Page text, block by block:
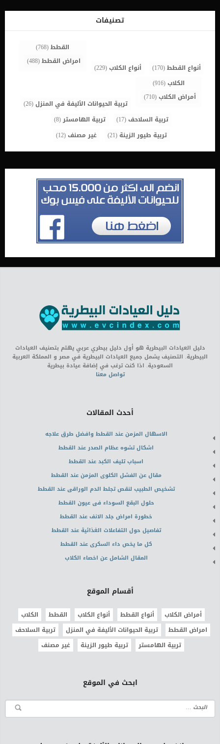
تصنيفات
أنواع القطط(170) أنواع الكلاب(229)
القطط(768)
امراض القطط(488)
الكلاب(916)
أمراض الكلاب(710)
تربية الحيوانات الأليفة في المنزل(26)
تربية السلاحف(17) تربية الهامستر(8)
تربية طيور الزينة (21) غير مصنف(12)
دليل العيادات البيطرية هو أول دليل بيطري عربي يهتم بتصنيف العيادات
البيطرية. التصنيف يشمل جميع العيادات البيطرية في مصر و المملكة العربية
السعودية. اذا كنت ترغب في إضافة عيادة بيطرية
تواصل معنا
أحدث المقالات
الاسهال المزمن عند القطط وافضل طرق علاجه
اشكال تشوه عظام الصدر عند القطط
اسباب تليف الكبد عند القطط
مقال عن الفشل الكلوى المزمن عند القطط
تشخيص الطبيب لنقص تجلط الدم الوراقى عند القطط
حلول البقع السوداء فى عيون القطط
خطورة امراض جلد الانف عند القطط
تفاصيل حول التفاعلات الغذائية عند القطط
كل ما يخص داء السكرى عند القطط
المقال الشامل عن اخصاء الكلاب
أقسام الموقع
أمراض الكلاب أنواع القطط أنواع الكلاب القطط
الكلاب
امراض القطط
تربية الحيوانات الأليفة في المنزل
تربية السلاحف
تربية الهامستر
تربية طيور الزينة غير مصنف
ابحث في الموقع